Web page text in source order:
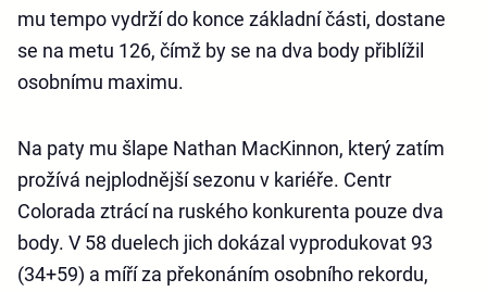
mu tempo vydrží do konce základní části, dostane
se na metu 126, čímž by se na dva body přiblížil
osobnímu maximu.
Na paty mu šlape Nathan MacKinnon, který zatím
prožívá nejplodnější sezonu v kariéře. Centr
Colorada ztrácí na ruského konkurenta pouze dva
body. V 58 duelech jich dokázal vyprodukovat 93
(34+59) a míří za překonáním osobního rekordu,